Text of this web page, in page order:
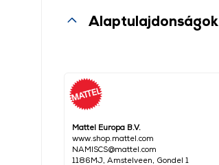
Alaptulajdonságok
Mattel Europa B.V.
www.shop.mattel.com
NAMISCS@mattel.com
1186MJ, Amstelveen, Gondel 1